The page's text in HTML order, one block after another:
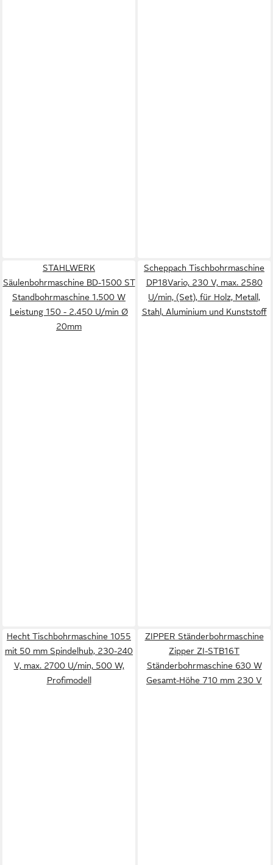
STAHLWERK
Säulenbohrmaschine BD-1500 ST
Standbohrmaschine 1.500 W
Leistung 150 - 2.450 U/min Ø
20mm
Scheppach Tischbohrmaschine
DP18Vario, 230 V, max. 2580
U/min, (Set), für Holz, Metall,
Stahl, Aluminium und Kunststoff
Hecht Tischbohrmaschine 1055
mit 50 mm Spindelhub, 230-240
V, max. 2700 U/min, 500 W,
Profimodell
ZIPPER Ständerbohrmaschine
Zipper ZI-STB16T
Ständerbohrmaschine 630 W
Gesamt-Höhe 710 mm 230 V